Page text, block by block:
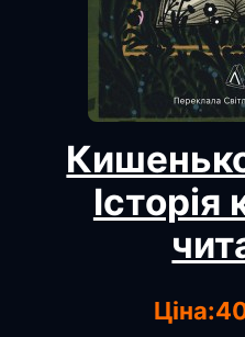
Історія
Ціна: